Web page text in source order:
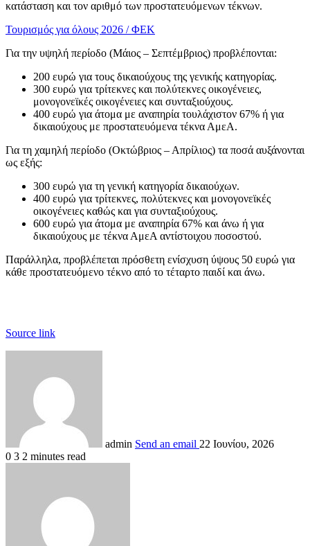
κατάσταση και τον αριθμό των προστατευόμενων τέκνων.
Τουρισμός για όλους 2026 / ΦΕΚ
Για την υψηλή περίοδο (Μάιος – Σεπτέμβριος) προβλέπονται:
200 ευρώ για τους δικαιούχους της γενικής κατηγορίας.
300 ευρώ για τρίτεκνες και πολύτεκνες οικογένειες,
μονογονεϊκές οικογένειες και συνταξιούχους.
400 ευρώ για άτομα με αναπηρία τουλάχιστον 67% ή για
δικαιούχους με προστατευόμενα τέκνα ΑμεΑ.
Για τη χαμηλή περίοδο (Οκτώβριος – Απρίλιος) τα ποσά αυξάνονται
ως εξής:
300 ευρώ για τη γενική κατηγορία δικαιούχων.
400 ευρώ για τρίτεκνες, πολύτεκνες και μονογονεϊκές
οικογένειες καθώς και για συνταξιούχους.
600 ευρώ για άτομα με αναπηρία 67% και άνω ή για
δικαιούχους με τέκνα ΑμεΑ αντίστοιχου ποσοστού.
Παράλληλα, προβλέπεται πρόσθετη ενίσχυση ύψους 50 ευρώ για
κάθε προστατευόμενο τέκνο από το τέταρτο παιδί και άνω.
Source link
admin Send an email 22 Ιουνίου, 2026
0 3 2 minutes read